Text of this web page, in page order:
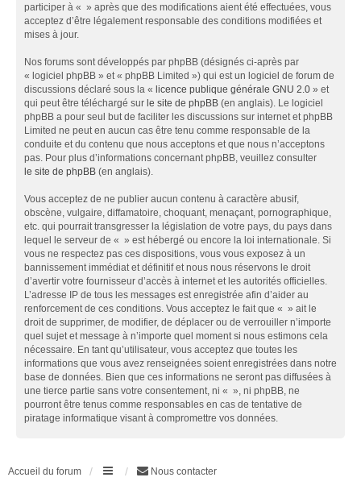
participer à « » après que des modifications aient été effectuées, vous
acceptez d’être légalement responsable des conditions modifiées et
mises à jour.
Nos forums sont développés par phpBB (désignés ci-après par
« logiciel phpBB » et « phpBB Limited ») qui est un logiciel de forum de
discussions déclaré sous la « licence publique générale GNU 2.0 » et
qui peut être téléchargé sur le site de phpBB (en anglais). Le logiciel
phpBB a pour seul but de faciliter les discussions sur internet et phpBB
Limited ne peut en aucun cas être tenu comme responsable de la
conduite et du contenu que nous acceptons et que nous n’acceptons
pas. Pour plus d’informations concernant phpBB, veuillez consulter
le site de phpBB (en anglais).
Vous acceptez de ne publier aucun contenu à caractère abusif,
obscène, vulgaire, diffamatoire, choquant, menaçant, pornographique,
etc. qui pourrait transgresser la législation de votre pays, du pays dans
lequel le serveur de « » est hébergé ou encore la loi internationale. Si
vous ne respectez pas ces dispositions, vous vous exposez à un
bannissement immédiat et définitif et nous nous réservons le droit
d’avertir votre fournisseur d’accès à internet et les autorités officielles.
L’adresse IP de tous les messages est enregistrée afin d’aider au
renforcement de ces conditions. Vous acceptez le fait que « » ait le
droit de supprimer, de modifier, de déplacer ou de verrouiller n’importe
quel sujet et message à n’importe quel moment si nous estimons cela
nécessaire. En tant qu’utilisateur, vous acceptez que toutes les
informations que vous avez renseignées soient enregistrées dans notre
base de données. Bien que ces informations ne seront pas diffusées à
une tierce partie sans votre consentement, ni « », ni phpBB, ne
pourront être tenus comme responsables en cas de tentative de
piratage informatique visant à compromettre vos données.
Accueil du forum Nous contacter